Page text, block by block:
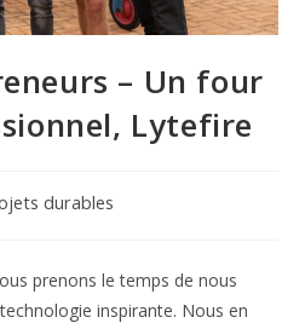
– Un four
Lytefire
durables
prenons le temps de nous
inspirante. Nous en